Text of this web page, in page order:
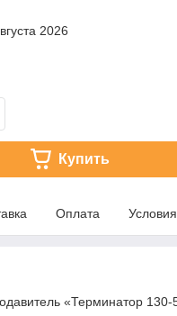
2026
Купить
Оплата
«Терминатор 130-